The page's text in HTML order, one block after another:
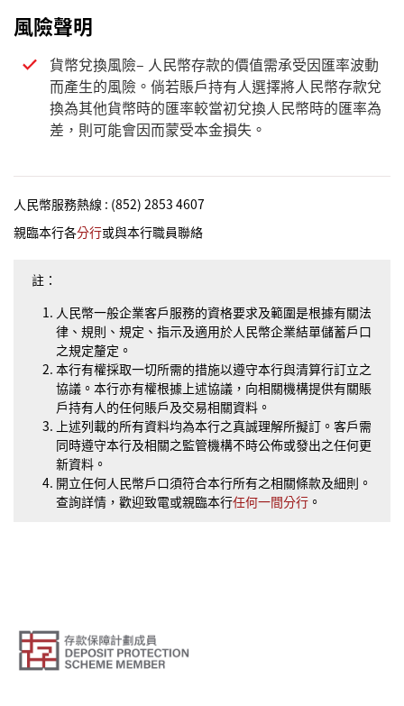
風險聲明
貨幣兌換風險– 人民幣存款的價值需承受因匯率波動
而產生的風險。倘若賬戶持有人選擇將人民幣存款兌
換為其他貨幣時的匯率較當初兌換人民幣時的匯率為
差，則可能會因而蒙受本金損失。
人民幣服務熱線 : (852) 2853 4607
親臨本行各分行或與本行職員聯絡
註：
人民幣一般企業客戶服務的資格要求及範圍是根據有關法
律、規則、規定、指示及適用於人民幣企業結單儲蓄戶口
之規定釐定。
本行有權採取一切所需的措施以遵守本行與清算行訂立之
協議。本行亦有權根據上述協議，向相關機構提供有關賬
戶持有人的任何賬戶及交易相關資料。
上述列載的所有資料均為本行之真誠理解所擬訂。客戶需
同時遵守本行及相關之監管機構不時公佈或發出之任何更
新資料。
開立任何人民幣戶口須符合本行所有之相關條款及細則。
查詢詳情，歡迎致電或親臨本行任何一間分行 。